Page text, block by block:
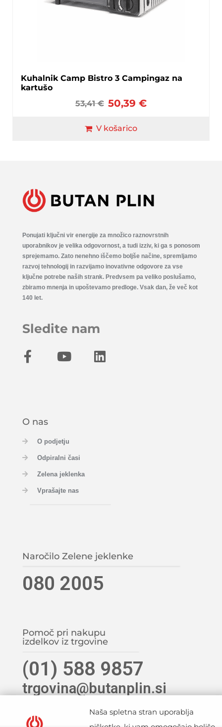
Naša spletna stran uporablja
Kuhalnik Camp Bistro 3 Campingaz na
kartušo
53,41€ 50,39 €
V košarico
Ponujati ključni vir energije za množico raznovrstnih
uporabnikov je velika odgovornost, a tudi izziv, ki ga s ponosom
sprejemamo. Zato nenehno iščemo boljše načine, spremljamo
razvoj tehnologij in razvijamo inovativne odgovore za vse
ključne potrebe naših strank. Predvsem pa veliko poslušamo,
zbiramo mnenja in upoštevamo predloge. Vsak dan, že več kot
140 let.
Sledite nam
O nas
O podjetju
Odpiralni časi
Zelena jeklenka
Vprašajte nas
Naročilo Zelene jeklenke
080 2005
Pomoč pri nakupu
izdelkov iz trgovine
(01) 588 9857
trgovina@butanplin.si